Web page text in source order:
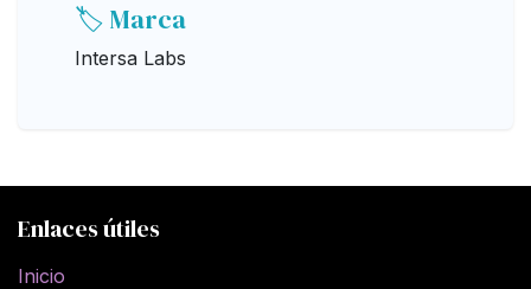
🏷️ Marca
Intersa Labs
Enlaces útiles
Inicio